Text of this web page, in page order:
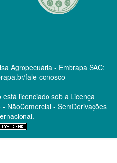
Agropecuária - Embrapa SAC:
fale-conosco
licenciado sob a Licença
NãoComercial - SemDerivações